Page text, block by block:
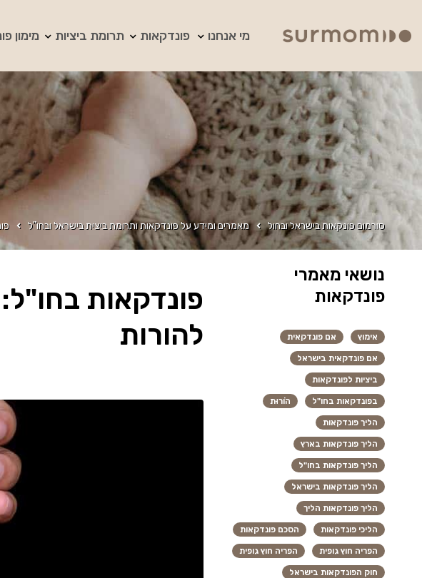
מי אנחנו פונדקאות תרומת ביציות מימון
סורמום פונקאות בישראל ובחול מאמרים ומידע על פונדקאות ותרומת ביצית בישראל ובחו"ל
פונדקאות
להורות
נושאי מאמרי
פונדקאות
אימוץ אם פונדקאית
אם פונדקאית בישראל
ביציות לפונדקאות
בפונדקאות בחו"ל הוֹרוּת
הליך פונדקאות
הליך פונדקאות בארץ
הליך פונדקאות בחו"ל
הליך פונדקאות בישראל
הליך פונדקאות הליך
הליכי פונדקאות הסכם פונדקאות
הפריה חוץ גופית הפריה חוץ גופית
חוק הפונדקאות בישראל